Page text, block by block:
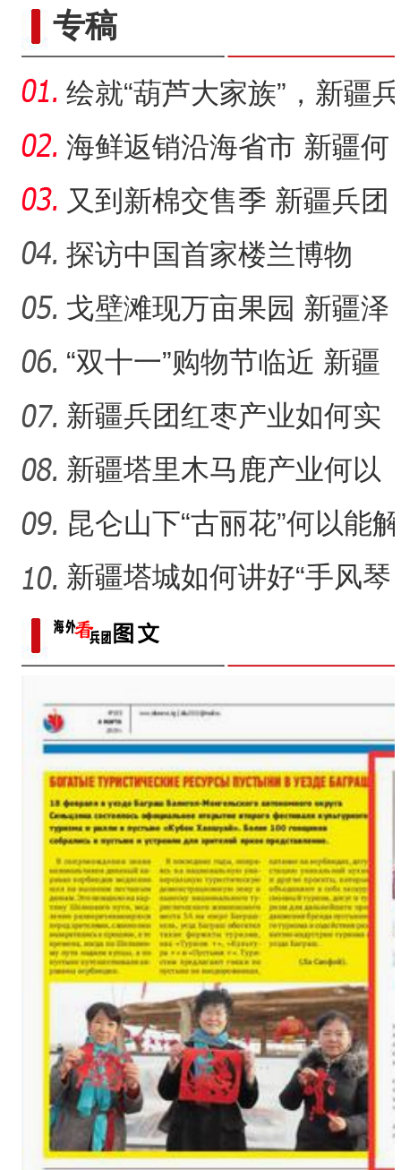
专稿
绘就“葫芦大家族”，新疆兵
团83岁老人为何痴迷烙
海鲜返销沿海省市 新疆何
以成中国的“大漠渔乡”？
又到新棉交售季 新疆兵团
落实棉花质量追溯成效几
何
探访中国首家楼兰博物
馆：“楼兰美女”谜几何？
戈壁滩现万亩果园 新疆泽
普“小苹果”如何成为乡村
“双十一”购物节临近 新疆
本土美妆如何“出圈”？
新疆兵团红枣产业如何实
现高质量发展？
新疆塔里木马鹿产业何以
再现生机？
昆仑山下“古丽花”何以能解
千结？
新疆塔城如何讲好“手风琴
之城”城市故事？